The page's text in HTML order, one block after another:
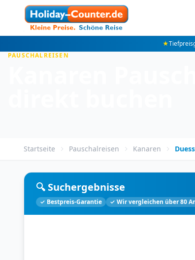
★
PAUSCHALREISEN
Startseite Pauschalreisen Kanaren
🔍 Suchergebnisse
✓ Bestpreis-Garantie ✓ Wir vergleichen über 80